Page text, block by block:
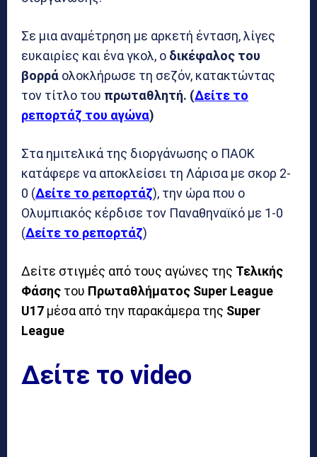
Σε μια αναμέτρηση με αρκετή ένταση, λίγες
ευκαιρίες και ένα γκολ, ο δικέφαλος του
βορρά ολοκλήρωσε τη σεζόν, κατακτώντας
τον τίτλο του πρωταθλητή. (Δείτε το
ρεπορτάζ του αγώνα)
Στα ημιτελικά της διοργάνωσης ο ΠΑΟΚ
κατάφερε να αποκλείσει τη Λάρισα με σκορ 2-
0 (Δείτε το ρεπορτάζ), την ώρα που ο
Ολυμπιακός κέρδισε τον Παναθηναϊκό με 1-0
(Δείτε το ρεπορτάζ)
Δείτε στιγμές από τους αγώνες της Τελικής
Φάσης του Πρωταθλήματος Super League
U17 μέσα από την παρακάμερα της Super
League
Δείτε το video